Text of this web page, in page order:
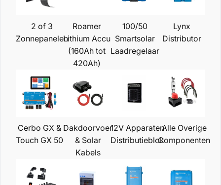
2 of 3
Zonnepanelen
Roamer
Lithium Accu
(160Ah tot
420Ah)
100/50
Smartsolar
Laadregelaar
Lynx
Distributor
Cerbo GX &
Touch GX 50
Dakdoorvoer
& Solar
Kabels
12V Apparaten
Distributieblok
Alle Overige
Componenten